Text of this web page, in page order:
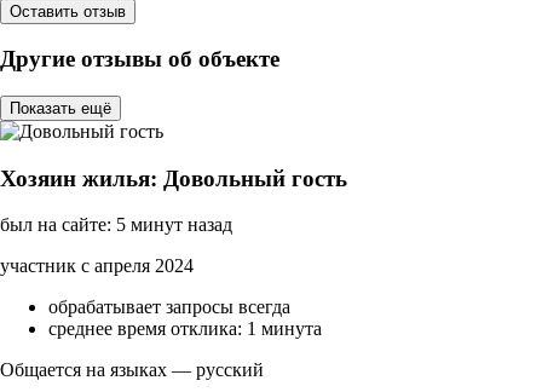
Оставить отзыв
Другие отзывы об объекте
Показать ещё
Хозяин жилья: Довольный гость
был на сайте: 5 минут назад
участник с апреля 2024
обрабатывает запросы всегда
среднее время отклика: 1 минута
Общается на языках — русский